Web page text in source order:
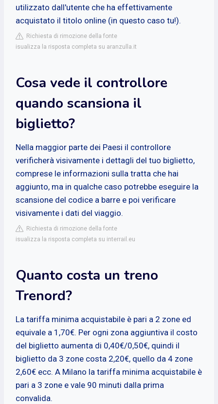
utilizzato dall'utente che ha effettivamente
acquistato il titolo online (in questo caso tu!).
Richiesta di rimozione della fonte
isualizza la risposta completa su aranzulla.it
Cosa vede il controllore
quando scansiona il
biglietto?
Nella maggior parte dei Paesi il controllore
verificherà visivamente i dettagli del tuo biglietto,
comprese le informazioni sulla tratta che hai
aggiunto, ma in qualche caso potrebbe eseguire la
scansione del codice a barre e poi verificare
visivamente i dati del viaggio.
Richiesta di rimozione della fonte
isualizza la risposta completa su interrail.eu
Quanto costa un treno
Trenord?
La tariffa minima acquistabile è pari a 2 zone ed
equivale a 1,70€. Per ogni zona aggiuntiva il costo
del biglietto aumenta di 0,40€/0,50€, quindi il
biglietto da 3 zone costa 2,20€, quello da 4 zone
2,60€ ecc. A Milano la tariffa minima acquistabile è
pari a 3 zone e vale 90 minuti dalla prima
convalida.